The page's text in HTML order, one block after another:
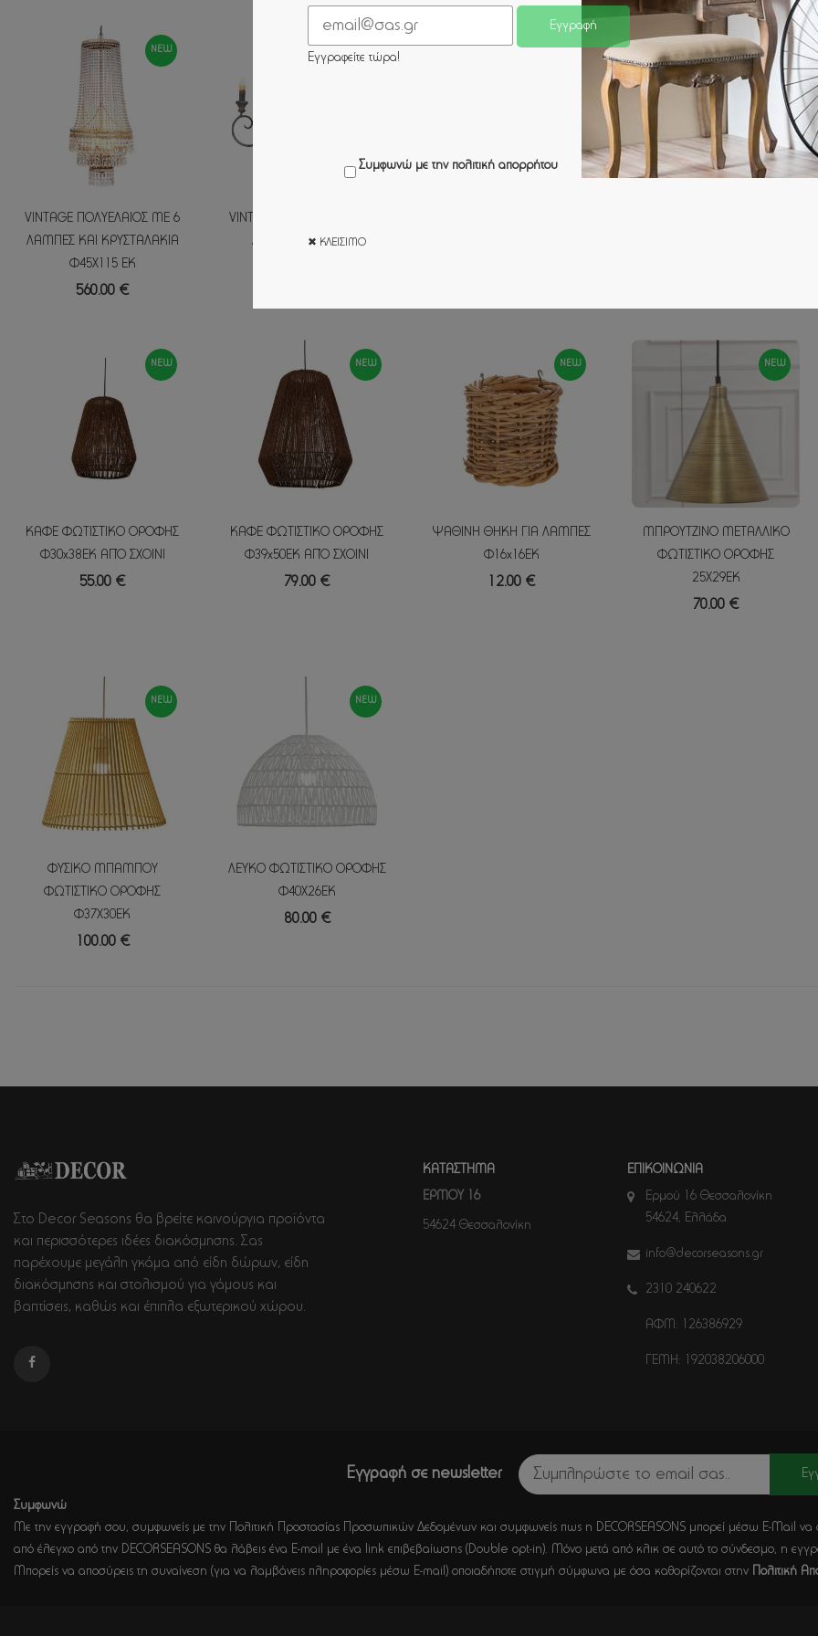
NEW
VINTAGE ΠΟΛΥΕΛΑΙΟΣ ΜΕ 6
ΛΑΜΠΕΣ ΚΑΙ ΚΡΥΣΤΑΛΑΚΙΑ
Φ45Χ115 ΕΚ
560.00 €
NEW
VINTAGE ΠΟΛΥΕΛΑΙΟΣ ΜΕ 6
ΛΑΜΠΕΣ Φ85Χ68ΕΚ
NEW NEW
NEW
ΚΑΦΕ ΦΩΤΙΣΤΙΚΟ ΟΡΟΦΗΣ
Φ30x38ΕΚ ΑΠΌ ΣΧΟΙΝΙ
55.00 €
NEW
ΚΑΦΕ ΦΩΤΙΣΤΙΚΟ ΟΡΟΦΗΣ
Φ39x50ΕΚ ΑΠΌ ΣΧΟΙΝΙ
79.00 €
NEW
ΨΑΘΙΝΗ ΘΗΚΗ ΓΙΑ ΛΑΜΠΕΣ
Φ16x16EK
12.00 €
NEW
ΜΠΡΟΥΤΖΙΝΟ ΜΕΤΑΛΛΙΚΟ
ΦΩΤΙΣΤΙΚΟ ΟΡΟΦΗΣ
25Χ29ΕΚ
70.00 €
NEW
ΦΥΣΙΚΟ ΜΠΑΜΠΟΥ
ΦΩΤΙΣΤΙΚΟ ΟΡΟΦΗΣ
Φ37Χ30ΕΚ
100.00 €
NEW
ΛΕΥΚΟ ΦΩΤΙΣΤΙΚΟ ΟΡΟΦΗΣ
Φ40Χ26ΕΚ
80.00 €
Στο Decor Seasons θα βρείτε καινούργια προϊόντα
και περισσότερες ιδέες διακόσμησης. Σας
παρέχουμε μεγάλη γκάμα από είδη δώρων, είδη
διακόσμησης και στολισμού για γάμους και
βαπτίσεις, καθώς και έπιπλα εξωτερικού χώρου.
ΚΑΤΑΣΤΗΜΑ
ΕΡΜΟΥ 16
54624 Θεσσαλονίκη
ΕΠΙΚΟΙΝΩΝΙΑ
Ερμού 16 Θεσσαλονίκη
54624, Ελλάδα
info@decorseasons.gr
2310 240622
ΑΦΜ: 126386929
ΓΕΜΗ: 192038206000
Εγγραφή σε newsletter
Συμφωνώ
Με την εγγραφή σου, συμφωνείς με την Πολιτική Προστασίας Προσωπικών Δεδομένων και συμφωνείς πως η DECORSEASONS μπορεί μέσω E-Mail να
από έλεγχο από την DECORSEASONS θα λάβεις ένα E-mail με ένα link επιβεβαίωσης (Double opt-in). Μόνο μετά από κλικ σε αυτό το σύνδεσμο, η
Μπορείς να αποσύρεις τη συναίνεση (για να λαμβάνεις πληροφορίες μέσω E-mail) οποιαδήποτε στιγμή σύμφωνα με όσα καθορίζονται στην Πολιτική
Εγγραφή
Εγγραφείτε τώρα!
Συμφωνώ με την πολιτική απορρήτου
✖ ΚΛΕΊΣΙΜΟ